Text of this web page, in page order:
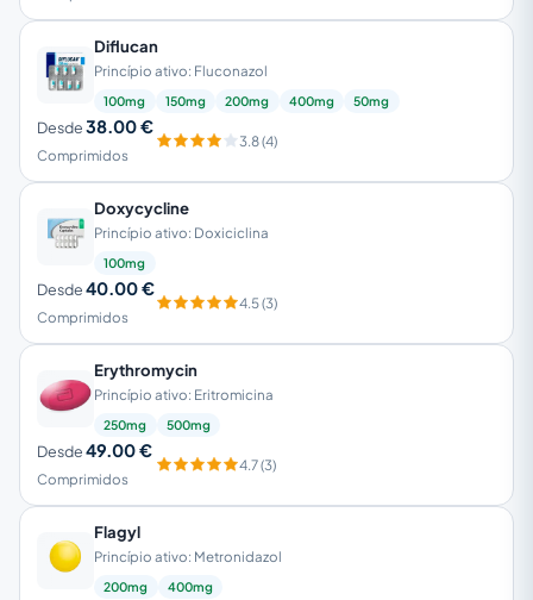
Flagyl
Princípio ativo: Metronidazol
200mg 400mg
Erythromycin
Princípio ativo: Eritromicina
250mg 500mg
Desde49.00 €
Comprimidos
4.7 (3)
Doxycycline
Princípio ativo: Doxiciclina
100mg
Desde40.00 €
Comprimidos
4.5 (3)
Diflucan
Princípio ativo: Fluconazol
100mg 150mg 200mg 400mg 50mg
Desde38.00 €
Comprimidos
3.8 (4)